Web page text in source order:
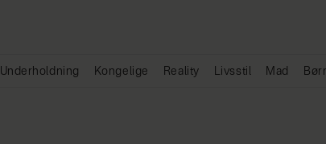
Underholdning Kongelige Reality Livsstil Mad